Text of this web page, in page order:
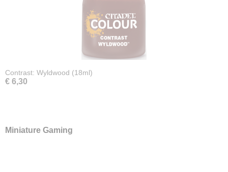
Contrast: Wyldwood (18ml)
€ 6,30
Miniature Gaming